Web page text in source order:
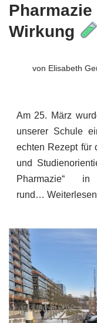
Wirkung
von Elisabeth
Am 25. März
unserer Schule
echten Rezept für
und
Pharmazie“
rund…